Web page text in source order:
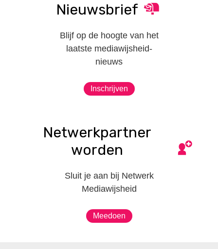
Nieuwsbrief
Blijf op de hoogte van het
laatste mediawijsheid-
nieuws
Inschrijven
Netwerkpartner
worden
Sluit je aan bij Netwerk
Mediawijsheid
Meedoen